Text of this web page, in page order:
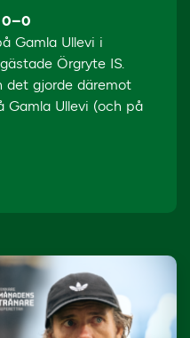
0–0
Gamla Ullevi i
Örgryte IS.
det gjorde däremot
Gamla Ullevi (och på